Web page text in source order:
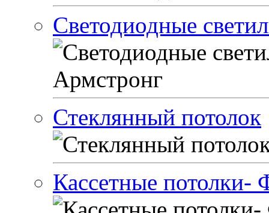
Светодиодные
Стеклянный потолок
Кассетные потолки-